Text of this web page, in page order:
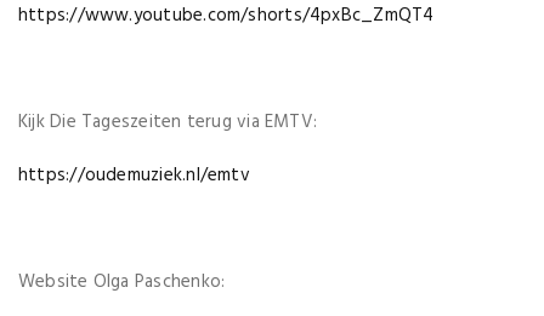
https://www.youtube.com/shorts/4pxBc_ZmQT4
Kijk Die Tageszeiten terug via EMTV:
https://oudemuziek.nl/emtv
Website Olga Paschenko: